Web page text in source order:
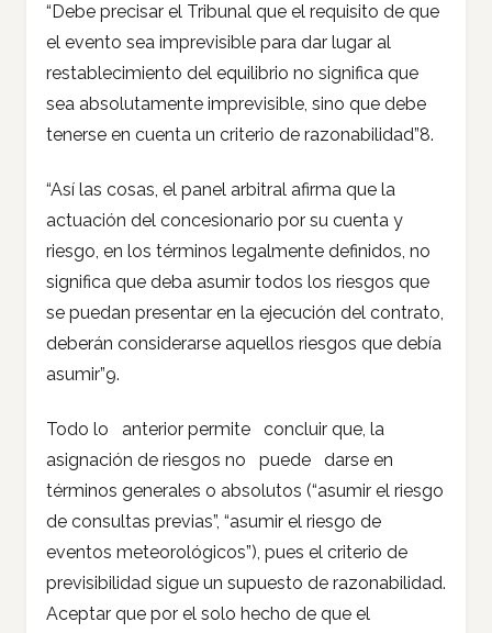
“Debe precisar el Tribunal que el requisito de que
el evento sea imprevisible para dar lugar al
restablecimiento del equilibrio no significa que
sea absolutamente imprevisible, sino que debe
tenerse en cuenta un criterio de razonabilidad”8.
“Así las cosas, el panel arbitral afirma que la
actuación del concesionario por su cuenta y
riesgo, en los términos legalmente definidos, no
significa que deba asumir todos los riesgos que
se puedan presentar en la ejecución del contrato,
deberán considerarse aquellos riesgos que debía
asumir”9.
Todo lo anterior permite concluir que, la
asignación de riesgos no puede darse en
términos generales o absolutos (“asumir el riesgo
de consultas previas”, “asumir el riesgo de
eventos meteorológicos”), pues el criterio de
previsibilidad sigue un supuesto de razonabilidad.
Aceptar que por el solo hecho de que el